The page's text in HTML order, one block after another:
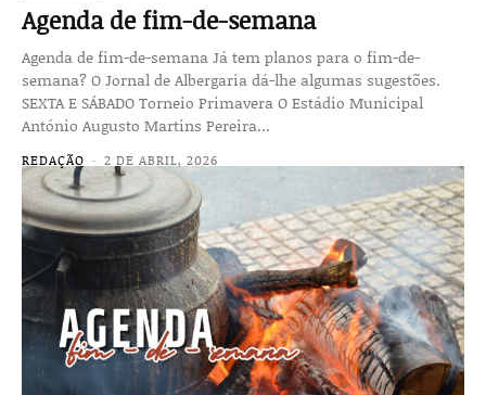
Agenda de fim-de-semana
Agenda de fim-de-semana Já tem planos para o fim-de-
semana? O Jornal de Albergaria dá-lhe algumas sugestões.
SEXTA E SÁBADO Torneio Primavera O Estádio Municipal
António Augusto Martins Pereira...
REDAÇÃO - 2 DE ABRIL, 2026